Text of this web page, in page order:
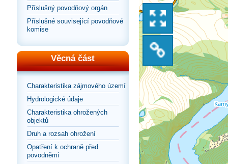
Příslušný povodňový orgán
Příslušné související povodňové
komise
Věcná část
Charakteristika zájmového území
Hydrologické údaje
Charakteristika ohrožených
objektů
Druh a rozsah ohrožení
Opatření k ochraně před
povodněmi
Přepnout
zobrazení
na
celou
stránku
se
na
výchozí
pohled
Sdílet
odkaz
na
mapu